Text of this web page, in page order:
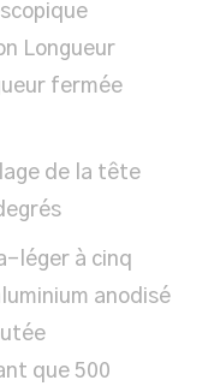
Longueur
fermée
de la tête
léger à cinq
anodisé
que 500